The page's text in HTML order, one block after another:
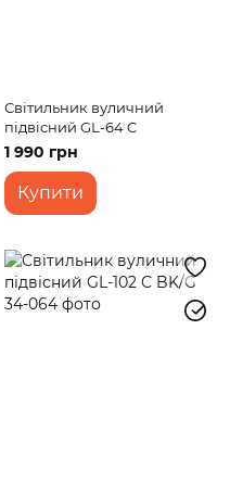
Світильник вуличний
підвісний GL-64 C
1 990 грн
Купити